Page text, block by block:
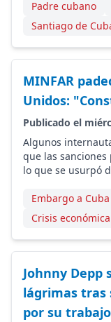
Padre cubano
Santiago de
MINFAR
Unidos:
Publicado el
Algunos
que las
lo que se usurpó
Embargo a Cuba
Crisis
Johnny Depp
lágrimas tras
por su